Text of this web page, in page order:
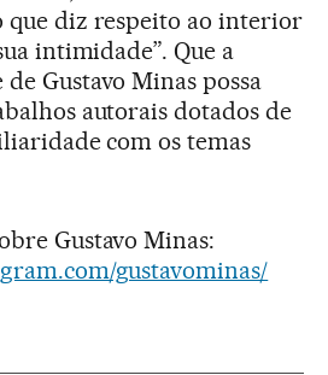
que diz respeito ao interior
intimidade”. Que a
Gustavo Minas possa
autorais dotados de
com os temas
Gustavo Minas:
gustavominas/